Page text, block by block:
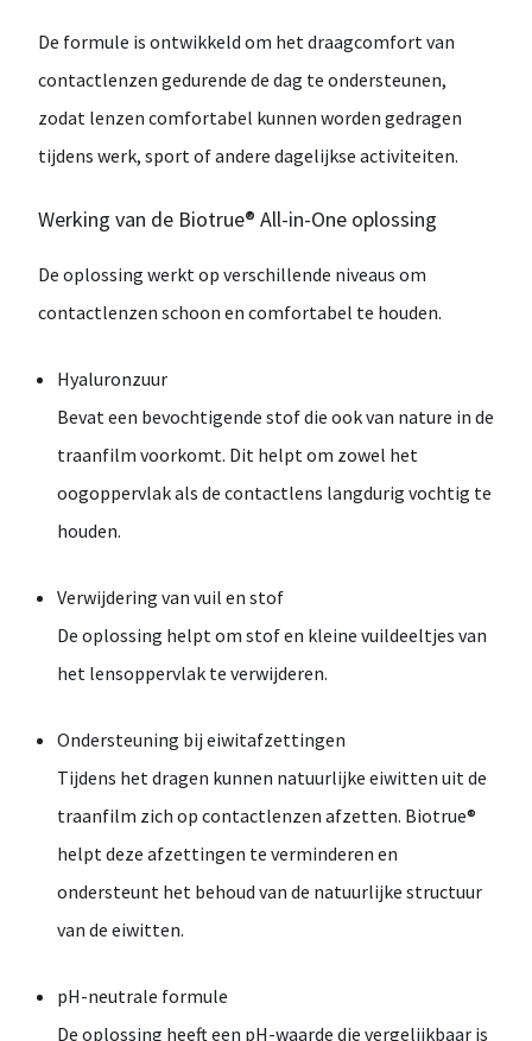
De formule is ontwikkeld om hetdraagcomfort van
contactlenzen gedurende de dag te ondersteunen,
zodat lenzen comfortabel kunnen worden gedragen
tijdens werk, sport of andere dagelijkse activiteiten.
Werking van de Biotrue® All-in-One oplossing
De oplossing werkt op verschillende niveaus om
contactlenzen schoon en comfortabel te houden.
Hyaluronzuur
Bevat een bevochtigende stof die ook van nature in de
traanfilm voorkomt. Dit helpt om zowel het
oogoppervlak als de contactlens langdurig vochtig te
houden.
Verwijdering van vuil en stof
De oplossing helpt om stof en kleine vuildeeltjes van
het lensoppervlak te verwijderen.
Ondersteuning bij eiwitafzettingen
Tijdens het dragen kunnen natuurlijke eiwitten uit de
traanfilm zich op contactlenzen afzetten. Biotrue®
helpt deze afzettingen te verminderen en
ondersteunt het behoud van de natuurlijke structuur
van de eiwitten.
pH-neutrale formule
De oplossing heeft een pH-waarde die vergelijkbaar is